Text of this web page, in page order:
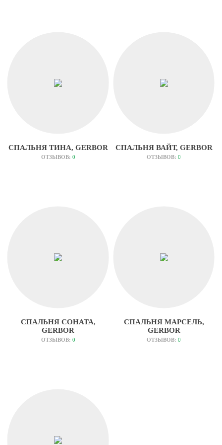
СПАЛЬНЯ ТИНА, GERBOR
ОТЗЫВОВ: 0
СПАЛЬНЯ ВАЙТ, GERBOR
ОТЗЫВОВ:0
СПАЛЬНЯ СОНАТА,
GERBOR
ОТЗЫВОВ: 0
СПАЛЬНЯ МАРСЕЛЬ,
GERBOR
ОТЗЫВОВ:0